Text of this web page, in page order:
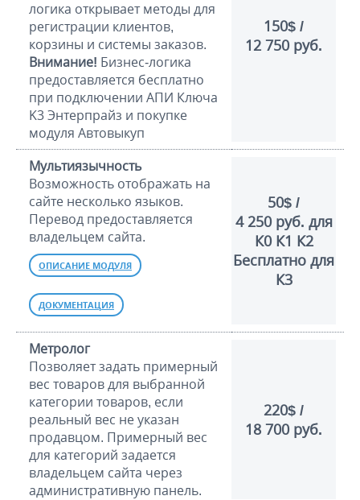
логика открывает методы для
регистрации клиентов,
корзины и системы заказов.
Внимание! Бизнес-логика
предоставляется бесплатно
при подключении АПИ Ключа
K3 Энтерпрайз и покупке
модуля Автовыкуп
150$ /
12 750 руб.
Мультиязычность
Возможность отображать на
сайте несколько языков.
Перевод предоставляется
владельцем сайта.
ОПИСАНИЕ МОДУЛЯ
ДОКУМЕНТАЦИЯ
50$ /
4 250 руб. для
К0 К1 К2
Бесплатно для
К3
Метролог
Позволяет задать примерный
вес товаров для выбранной
категории товаров, если
реальный вес не указан
продавцом. Примерный вес
для категорий задается
владельцем сайта через
административную панель.
220$ /
18 700 руб.